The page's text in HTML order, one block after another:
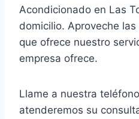
Acondicionado en Las
domicilio. Aproveche
que ofrece nuestro
empresa ofrece.
Llame a nuestra
atenderemos su